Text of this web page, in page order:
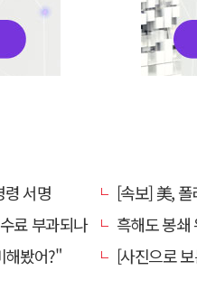
서명
[속보] 美, 폴
료 부과되나
흑해도 봉
해봤어?"
[사진으로 보